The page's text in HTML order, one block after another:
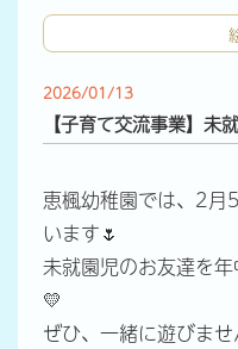
2026/01/13
【子育て交流事業】未
恵楓幼稚園では、2月5
います🌷
未就園児のお友達を
💛
ぜひ、一緒に遊びませ